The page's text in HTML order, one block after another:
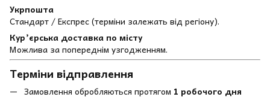
Укрпошта
Стандарт / Експрес (терміни залежать від регіону).
Кур’єрська доставка по місту
Можлива за попереднім узгодженням.
Терміни відправлення
Замовлення обробляються протягом 1 робочого дня